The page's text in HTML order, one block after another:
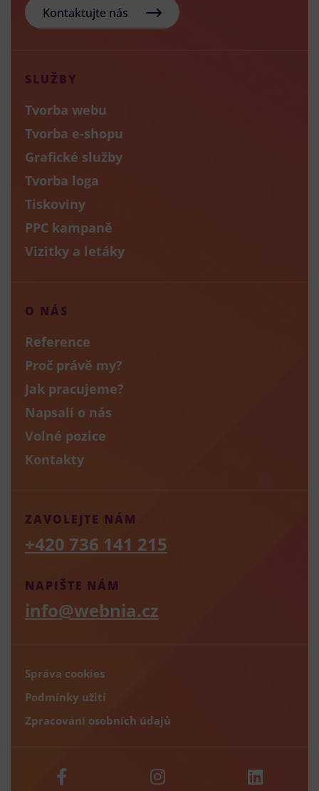
Kontaktujte nás
SLUŽBY
Tvorba webu
Tvorba e-shopu
Grafické služby
Tvorba loga
Tiskoviny
PPC kampaně
Vizitky a letáky
O NÁS
Reference
Proč právě my?
Jak pracujeme?
Napsali o nás
Volné pozice
Kontakty
NAPIŠTE NÁM
info@webnia.cz
ZAVOLEJTE NÁM
+420 736 141 215
Správa cookies
Podmínky užití
Zpracování osobních údajů